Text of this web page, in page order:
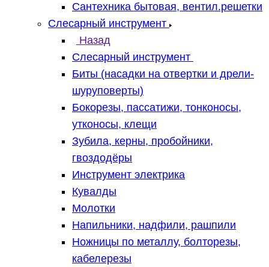
Сантехника бытовая, вентил.решетки
Слесарный инструмент
Назад
Слесарный инструмент
Биты (насадки на отвертки и дрели-
шуруповерты)
Бокорезы, пассатижи, тонконосы,
утконосы, клещи
Зубила, керны, пробойники,
гвоздодёры
Инструмент электрика
Кувалды
Молотки
Напильники, надфили, рашпили
Ножницы по металлу, болторезы,
кабелерезы